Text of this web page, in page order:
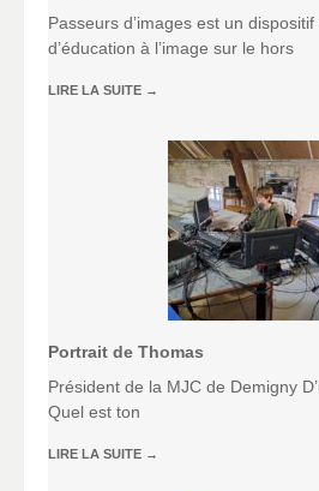
Passeurs d’images est un
d’éducation à l’image sur le hors
LIRE LA SUITE →
Portrait de Thomas
Président de la MJC de Demigny
Quel est ton
LIRE LA SUITE →